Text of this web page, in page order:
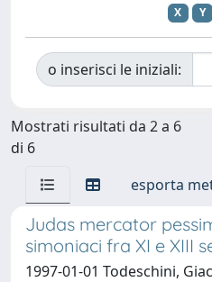
X
Y
o inserisci le iniziali:
Mostrati risultati da 2 a 6
di 6
esporta
Judas mercator
simoniaci fra XI e XIII
1997-01-01 Todeschini,